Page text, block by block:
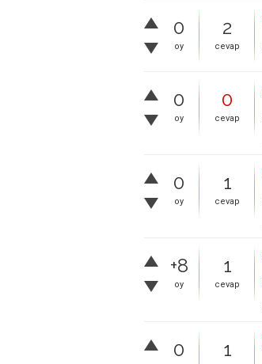
0
oy
2
cevap
0
oy
0
cevap
0
oy
1
cevap
+8
oy
1
cevap
0 1